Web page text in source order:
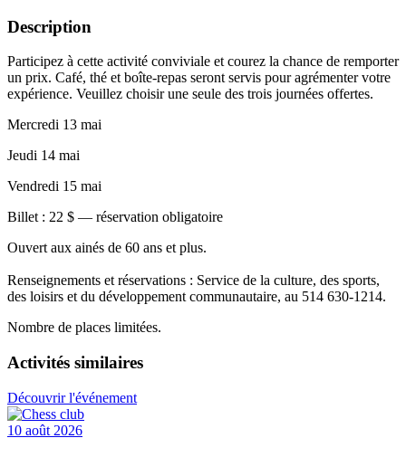
Description
Participez à cette activité conviviale et courez la chance de remporter
un prix. Café, thé et boîte-repas seront servis pour agrémenter votre
expérience. Veuillez choisir une seule des trois journées offertes.
Mercredi 13 mai
Jeudi 14 mai
Vendredi 15 mai
Billet : 22 $ — réservation obligatoire
Ouvert aux ainés de 60 ans et plus.
Renseignements et réservations : Service de la culture, des sports,
des loisirs et du développement communautaire, au 514 630-1214.
Nombre de places limitées.
Activités similaires
Découvrir l'événement
10 août 2026